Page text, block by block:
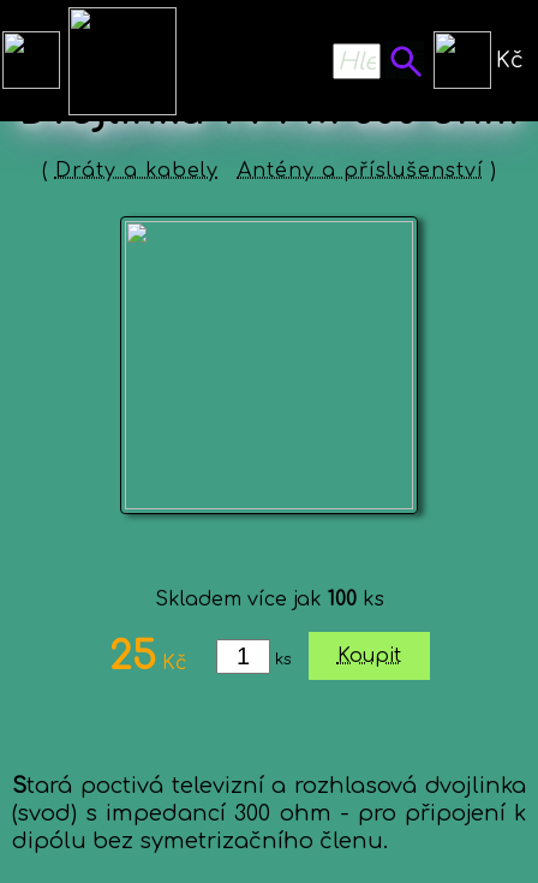
Kč
Dvojlinka TV FM 300 ohm
( Dráty a kabely Antény a příslušenství )
Skladem více jak 100ks
25Kč ks Koupit
Stará poctivá televizní a rozhlasová dvojlinka
(svod) s impedancí 300 ohm - pro připojení k
dipólu bez symetrizačního členu.